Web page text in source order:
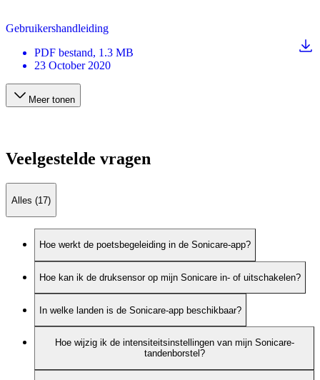
Gebruikershandleiding
PDF bestand, 1.3 MB
23 October 2020
Meer tonen
Veelgestelde vragen
Alles (17)
Hoe werkt de poetsbegeleiding in de Sonicare-app?
Hoe kan ik de druksensor op mijn Sonicare in- of uitschakelen?
In welke landen is de Sonicare-app beschikbaar?
Hoe wijzig ik de intensiteitsinstellingen van mijn Sonicare-
tandenborstel?